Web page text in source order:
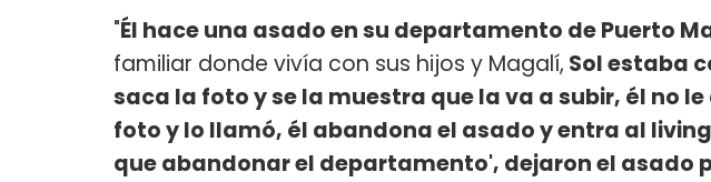
"Él hace una asado en su departamento de Puerto
familiar donde vivía con sus hijos y Magalí, Sol estaba
saca la foto y se la muestra que la va a subir, él no
foto y lo llamó, él abandona el asado y entra al
que abandonar el departamento', dejaron el asado